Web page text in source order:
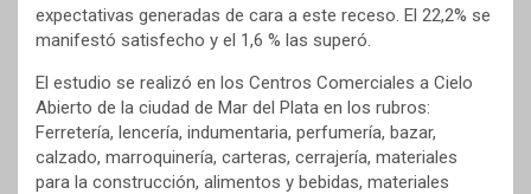
expectativas generadas de cara a este receso. El 22,2% se
manifestó satisfecho y el 1,6 % las superó.
El estudio se realizó en los Centros Comerciales a Cielo
Abierto de la ciudad de Mar del Plata en los rubros:
Ferretería, lencería, indumentaria, perfumería, bazar,
calzado, marroquinería, carteras, cerrajería, materiales
para la construcción, alimentos y bebidas, materiales